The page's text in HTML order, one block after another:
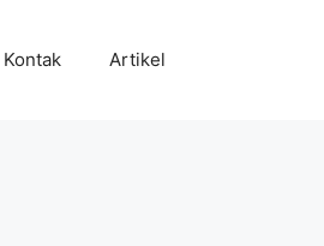
Kontak Artikel